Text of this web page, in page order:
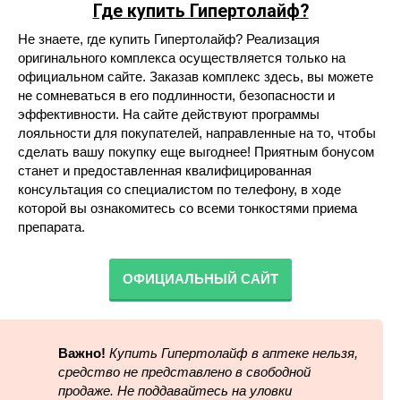
Где купить Гипертолайф?
Не знаете, где купить Гипертолайф? Реализация
оригинального комплекса осуществляется только на
официальном сайте. Заказав комплекс здесь, вы можете
не сомневаться в его подлинности, безопасности и
эффективности. На сайте действуют программы
лояльности для покупателей, направленные на то, чтобы
сделать вашу покупку еще выгоднее! Приятным бонусом
станет и предоставленная квалифицированная
консультация со специалистом по телефону, в ходе
которой вы ознакомитесь со всеми тонкостями приема
препарата.
ОФИЦИАЛЬНЫЙ САЙТ
Важно! Купить Гипертолайф в аптеке нельзя,
средство не представлено в свободной
продаже. Не поддавайтесь на уловки